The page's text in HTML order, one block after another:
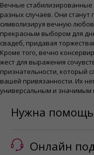
Вечные
разных случаев. Они
символизируя вечную
прекрасным выбором для
свадеб, придавая
Кроме того, вечно
жест для выражения
признательности, который
вашей привязанности. Их
универсальным и значимым
Нужна
Онлайн